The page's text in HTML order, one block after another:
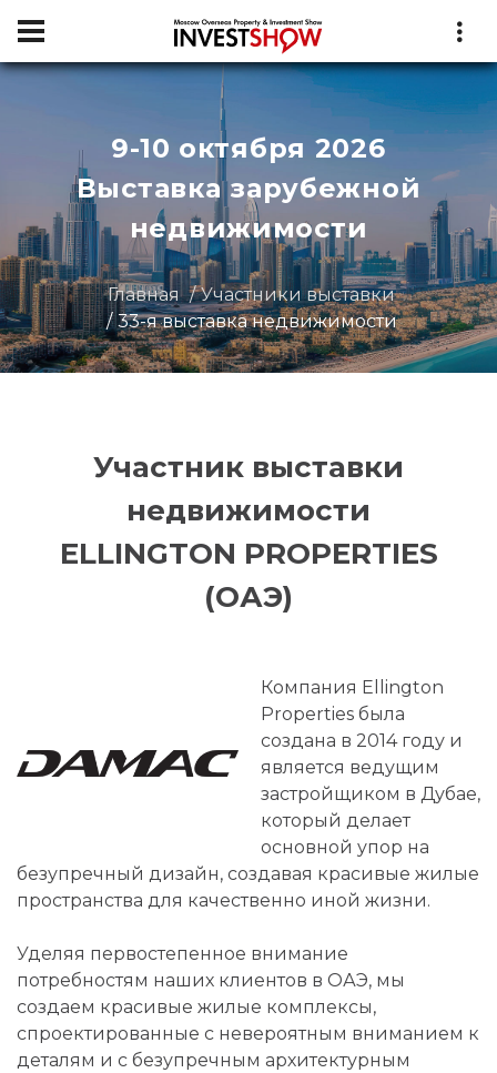
9-10 октября 2026
Выставка зарубежной
недвижимости
Главная
Участники выставки
33-я выставка недвижимости
Участник выставки
недвижимости
ELLINGTON PROPERTIES
(ОАЭ)
Компания Ellington
Properties была
создана в 2014 году и
является ведущим
застройщиком в Дубае,
который делает
основной упор на
безупречный дизайн, создавая красивые жилые
пространства для качественно иной жизни.
Уделяя первостепенное внимание
потребностям наших клиентов в ОАЭ, мы
создаем красивые жилые комплексы,
спроектированные с невероятным вниманием к
деталям и с безупречным архитектурным